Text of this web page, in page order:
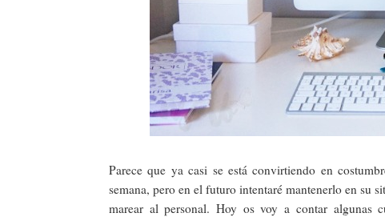
Parece que ya casi se está convirtiendo en
semana, pero en el futuro intentaré mantenerlo en su
marear al personal. Hoy os voy a contar algunas